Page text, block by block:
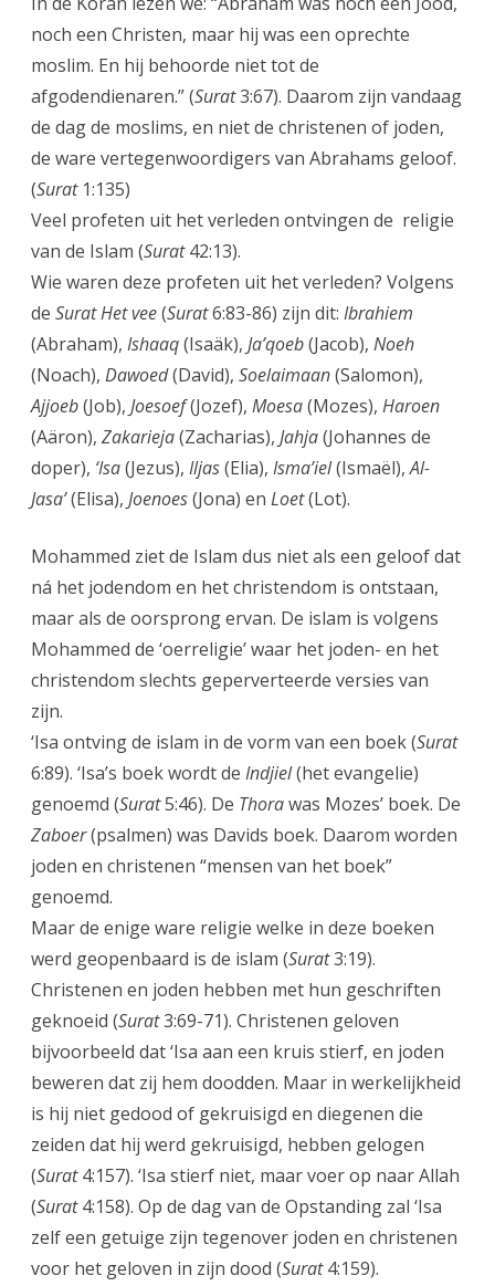
noch een Christen, maar hij was een oprechte
moslim. En hij behoorde niet tot de
afgodendienaren.” (Surat3:67). Daarom zijn vandaag
de dag de moslims, en niet de christenen of joden,
de ware vertegenwoordigers van Abrahams geloof.
(Surat1:135)
Veel profeten uit het verleden ontvingen de religie
van de Islam (Surat42:13).
Wie waren deze profeten uit het verleden? Volgens
de SuratHet vee(Surat6:83-86) zijn dit: Ibrahiem
(Abraham), Ishaaq(Isaäk), Ja’qoeb(Jacob), Noeh
(Noach), Dawoed(David), Soelaimaan(Salomon),
Ajjoeb(Job), Joesoef(Jozef), Moesa(Mozes), Haroen
(Aäron), Zakarieja(Zacharias), Jahja(Johannes de
doper), ‘Isa(Jezus), Iljas(Elia), Isma’iel(Ismaël),Al-
Jasa’(Elisa), Joenoes(Jona) en Loet(Lot).
Mohammed ziet de Islam dus niet als een geloof dat
ná het jodendom en het christendom is ontstaan,
maar als de oorsprong ervan. De islam is volgens
Mohammed de ‘oerreligie’ waar het joden- en het
christendom slechts geperverteerde versies van
zijn.
‘Isa ontving de islam in de vorm van een boek (Surat
6:89). ‘Isa’s boek wordt de Indjiel(het evangelie)
genoemd (Surat5:46). De Thorawas Mozes’ boek. De
Zaboer(psalmen) was Davids boek. Daarom worden
joden en christenen “mensen van het boek”
genoemd.
Maar de enige ware religie welke in deze boeken
werd geopenbaard is de islam (Surat3:19).
Christenen en joden hebben met hun geschriften
geknoeid (Surat3:69-71). Christenen geloven
bijvoorbeeld dat ‘Isa aan een kruis stierf, en joden
beweren dat zij hem doodden. Maar in werkelijkheid
is hij niet gedood of gekruisigd en diegenen die
zeiden dat hij werd gekruisigd, hebben gelogen
(Surat4:157). ‘Isa stierf niet, maar voer op naar Allah
(Surat4:158). Op de dag van de Opstanding zal ‘Isa
zelf een getuige zijn tegenover joden en christenen
voor het geloven in zijn dood (Surat4:159).